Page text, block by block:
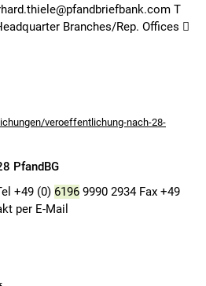
T
Branches/Rep. Offices 
veroeffentlichung-nach-28-
PfandBG
+49 (0) 6196 9990 2934 Fax +49
per E-Mail